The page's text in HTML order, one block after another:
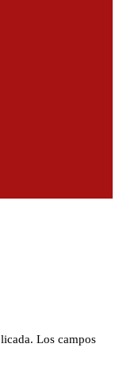
Los campos